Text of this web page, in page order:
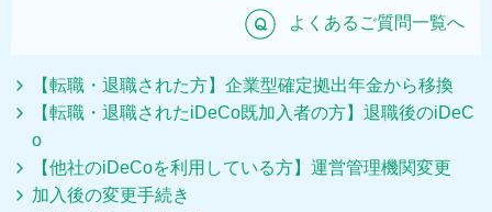
Q
よくあるご質問一覧へ
【転職・退職された方】企業型確定拠出年金から移換
【転職・退職されたiDeCo既加入者の方】退職後のiDeC
o
【他社のiDeCoを利用している方】運営管理機関変更
加入後の変更手続き